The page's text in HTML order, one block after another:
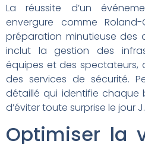
La réussite d’un
envergure comme
préparation minutieuse des
inclut la gestion des
équipes et des spectateurs,
des services de sécurité.
détaillé qui identifie chaque
d’éviter toute surprise le jour J.
Optimiser la